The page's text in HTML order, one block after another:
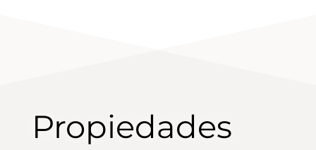
Propiedades